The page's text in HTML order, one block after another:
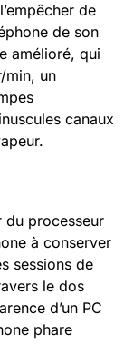
de
de son
amélioré, qui
min, un
canaux
du processeur
à conserver
sessions de
le dos
d’un PC
phare